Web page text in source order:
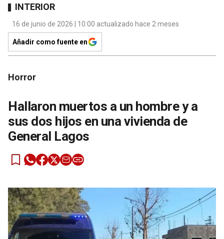
INTERIOR
16 de junio de 2026 | 10:00 actualizado hace 2 meses
Añadir como fuente en
Horror
Hallaron muertos a un hombre y a
sus dos hijos en una vivienda de
General Lagos